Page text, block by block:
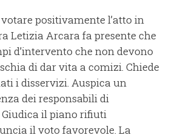
positivamente l’atto in
Letizia Arcara fa presente che
d’intervento che non devono
di dar vita a comizi. Chiede
i disservizi. Auspica un
dei responsabili di
il piano rifiuti
il voto favorevole. La